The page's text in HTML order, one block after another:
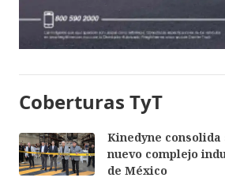
Coberturas TyT
Kinedyne consolida
nuevo complejo
de México